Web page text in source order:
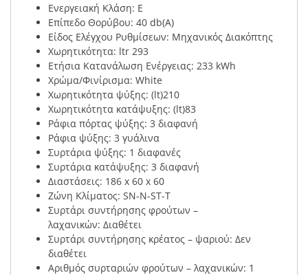
Ενεργειακή Κλάση: E
Επίπεδο Θορύβου: 40 db(A)
Είδος Ελέγχου Ρυθμίσεων: Μηχανικός Διακόπτης
Χωρητικότητα: ltr 293
Ετήσια Κατανάλωση Ενέργειας: 233 kWh
Χρώμα/Φινίρισμα: White
Χωρητικότητα ψύξης: (lt)210
Χωρητικότητα κατάψυξης: (lt)83
Ράφια πόρτας ψύξης: 3 διαφανή
Ράφια ψύξης: 3 γυάλινα
Συρτάρια ψύξης: 1 διαφανές
Συρτάρια κατάψυξης: 3 διαφανή
Διαστάσεις: 186 x 60 x 60
Ζώνη Κλίματος: SN-N-ST-T
Συρτάρι συντήρησης φρούτων –
λαχανικών: Διαθέτει
Συρτάρι συντήρησης κρέατος – ψαριού: Δεν
διαθέτει
Αριθμός συρταριών φρούτων – λαχανικών: 1